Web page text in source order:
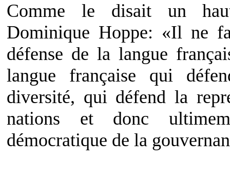
Comme le disait un
Dominique Hoppe: «Il ne
défense de la langue
langue française qui
diversité, qui défend la
nations et donc
démocratique de la